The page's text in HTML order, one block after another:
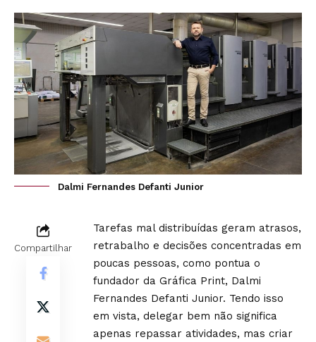
Dalmi Fernandes Defanti Junior
Compartilhar
Tarefas mal distribuídas geram atrasos,
retrabalho e decisões concentradas em
poucas pessoas, como pontua o
fundador da Gráfica Print, Dalmi
Fernandes Defanti Junior. Tendo isso
em vista, delegar bem não significa
apenas repassar atividades, mas criar